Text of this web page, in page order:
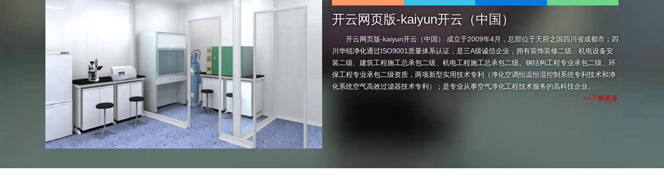
开云网页版-kaiyun开云（中国）
开云网页版-kaiyun开云（中国） 成立于2009年4月，总部位于天府之国四川省成都市；四
川华锐净化通过ISO9001质量体系认证，是三A级诚信企业，拥有装饰装修二级、机电设备安
装二级、建筑工程施工总承包二级、机电工程施工总承包二级、钢结构工程专业承包二级、环
保工程专业承包二级资质，两项新型实用技术专利（净化空调恒温恒湿控制系统专利技术和净
化系统空气高效过滤器技术专利）；是专业从事空气净化工程技术服务的高科技企业。
>>了解更多